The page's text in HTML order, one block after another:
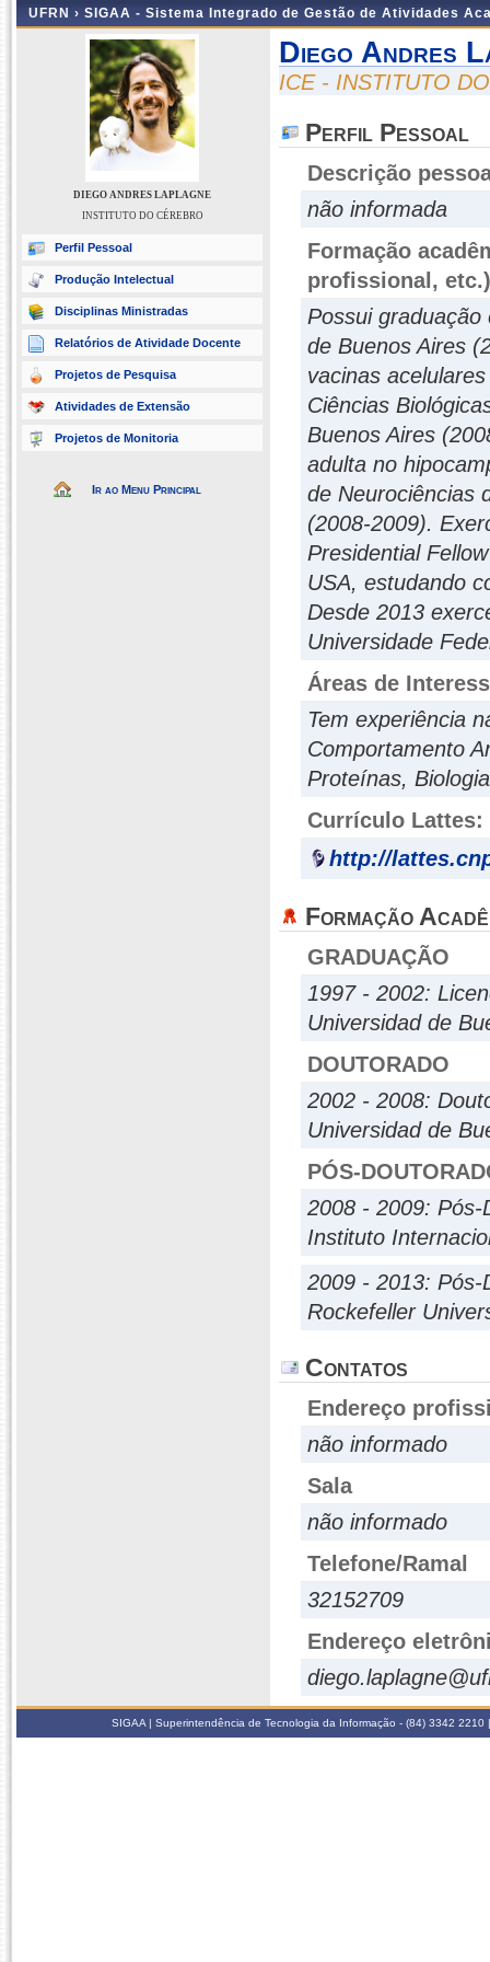
UFRN › SIGAA - Sistema Integrado de Gestão de Atividades
DIEGO ANDRES LAPLAGNE
INSTITUTO DO CÉREBRO
Perfil Pessoal
Produção Intelectual
Disciplinas Ministradas
Relatórios de Atividade Docente
Projetos de Pesquisa
Atividades de Extensão
Projetos de Monitoria
Ir ao Menu Principal
Diego Andres
ICE - INSTITUTO
Perfil Pessoal
Descrição
não informada
Formação
profissional, etc.)
Possui
de Buenos Aires
vacinas
Ciências
Buenos Aires
adulta no
de Neurociências
(2008-2009).
Presidential
USA, estudando
Desde 2013
Universidade
Áreas de
Tem experiência
Comportamento
Proteínas,
Currículo Lattes:
http://
Formação
GRADUAÇÃO
1997 - 2002:
Universidad de
DOUTORADO
2002 - 2008:
Universidad de
PÓS-
2008 - 2009: Pós-
Instituto
2009 - 2013: Pós-
Rockefeller
Contatos
Endereço
não informado
Sala
não informado
Telefone/Ramal
32152709
Endereço
SIGAA | Superintendência de Tecnologia da Informação - (84) 3342